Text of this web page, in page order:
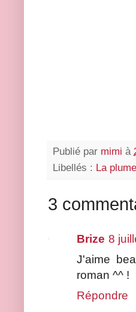
Publié par mimi à
Libellés : La
3
Brize 8
J'aime
roman ^^ !
Répondre